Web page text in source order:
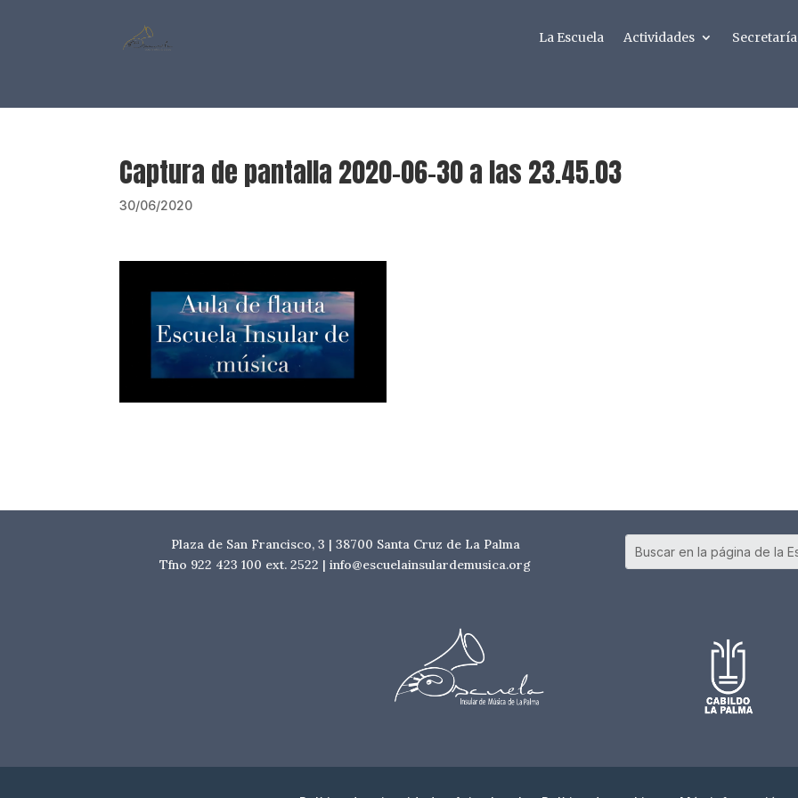
La Escuela Actividades Secretaría
Captura de pantalla 2020-06-30 a las 23.45.03
30/06/2020
Plaza de San Francisco, 3 | 38700 Santa Cruz de La Palma
Tfno 922 423 100 ext. 2522 | info@escuelainsulardemusica.org